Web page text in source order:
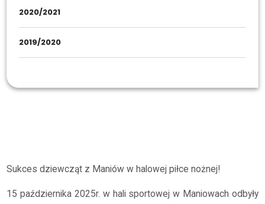
2020/2021
2019/2020
Sukces dziewcząt z Maniów w halowej piłce nożnej!
15 października 2025r. w hali sportowej w Maniowach odbyły